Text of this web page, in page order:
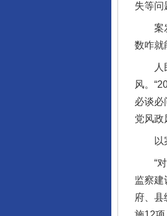
失等问
案发
数咋就
人民
风。
必谈必
党风政
以案
“对
监察建
府、